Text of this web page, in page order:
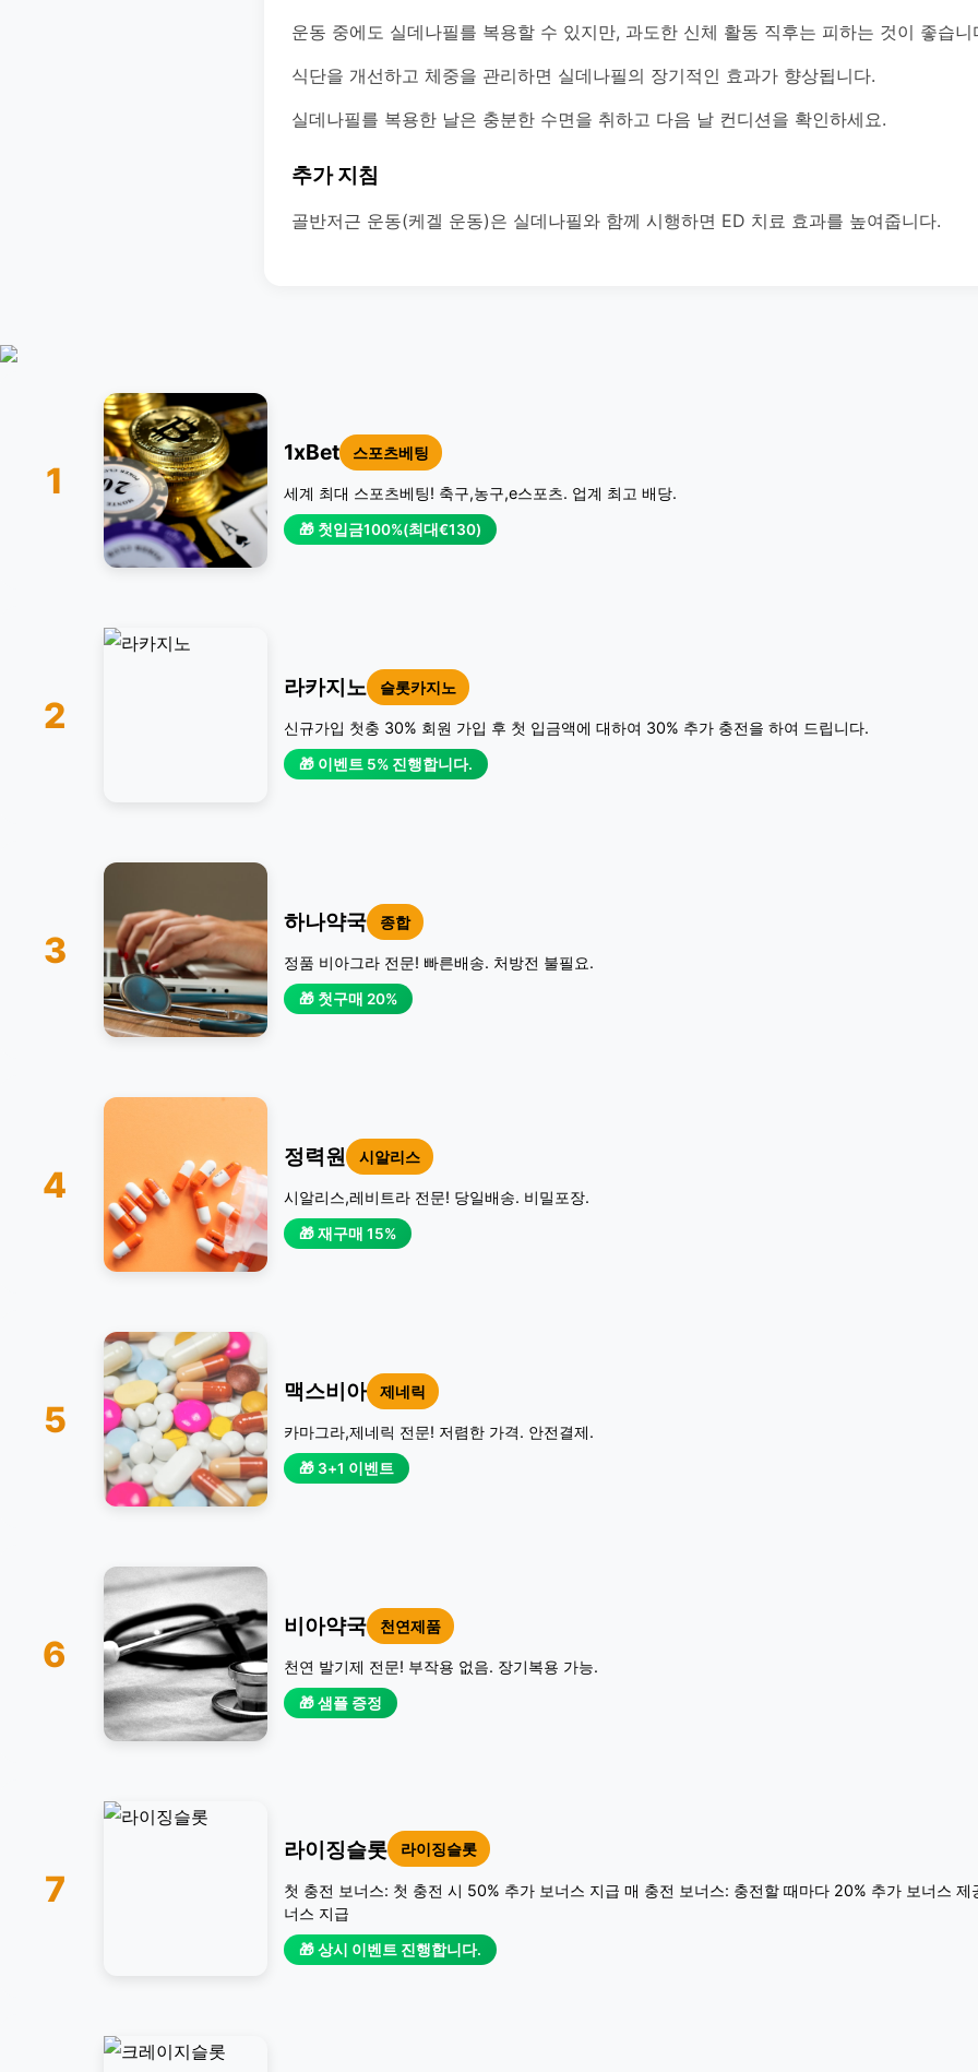
운동 중에도 실데나필를 복용할 수 있지만, 과도한 신체 활동 직후는 피하는 것이 좋습니
식단을 개선하고 체중을 관리하면 실데나필의 장기적인 효과가 향상됩니다.
실데나필를 복용한 날은 충분한 수면을 취하고 다음 날 컨디션을 확인하세요.
추가 지침
골반저근 운동(케겔 운동)은 실데나필와 함께 시행하면 ED 치료 효과를 높여줍니다.
1
1xBet 스포츠베팅
세계 최대 스포츠베팅! 축구,농구,e스포츠. 업계 최고 배당.
🎁 첫입금100%(최대€130)
2
라카지노 슬롯카지노
신규가입 첫충 30% 회원 가입 후 첫 입금액에 대하여 30% 추가 충전을 하여 드립니다.
🎁 이벤트 5% 진행합니다.
3
하나약국 종합
정품 비아그라 전문! 빠른배송. 처방전 불필요.
🎁 첫구매 20%
4
정력원 시알리스
시알리스,레비트라 전문! 당일배송. 비밀포장.
🎁 재구매 15%
5
맥스비아 제네릭
카마그라,제네릭 전문! 저렴한 가격. 안전결제.
🎁 3+1 이벤트
6
비아약국 천연제품
천연 발기제 전문! 부작용 없음. 장기복용 가능.
🎁 샘플 증정
7
라이징슬롯 라이징슬롯
첫 충전 보너스: 첫 충전 시 50% 추가 보너스 지급 매 충전 보너스: 충전할 때마다 20% 추가 보너스
너스 지급
🎁 상시 이벤트 진행합니다.